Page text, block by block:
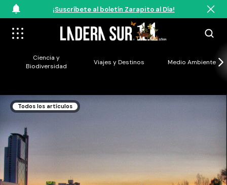
¡Suscríbete al boletín Zarapito al Día!
Ciencia y
Biodiversidad
Viajes y Destinos Medio Ambiente
Todos los artículos